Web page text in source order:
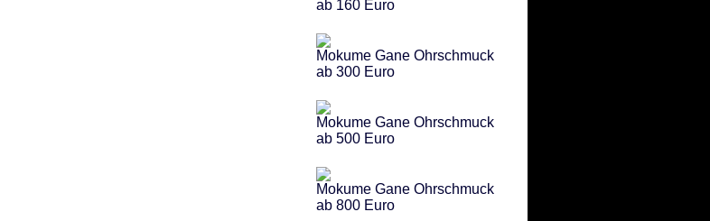
ab 160 Euro
Mokume Gane Ohrschmuck
ab 300 Euro
Mokume Gane Ohrschmuck
ab 500 Euro
Mokume Gane Ohrschmuck
ab 800 Euro